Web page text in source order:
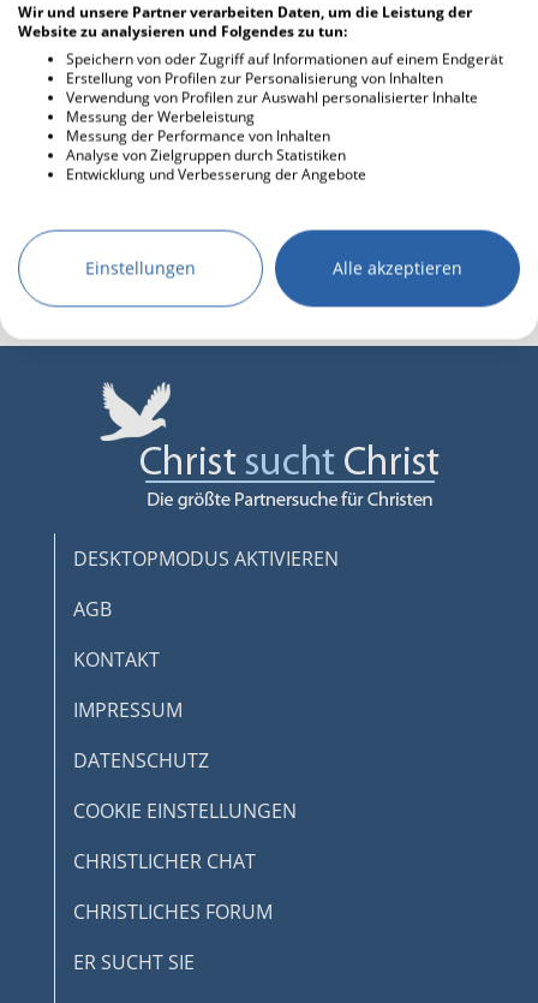
hansfeuerstein
02.07.2016 20:03
Gib dem Menschen Macht, und die
Arroganz gegenüber allen anderen
folgt auf dem Fuß....
DESKTOPMODUS AKTIVIEREN
AGB
KONTAKT
IMPRESSUM
DATENSCHUTZ
COOKIE EINSTELLUNGEN
CHRISTLICHER CHAT
CHRISTLICHES FORUM
ER SUCHT SIE
Wir und unsere Partner verarbeiten Daten, um die Leistung der
Website zu analysieren und Folgendes zu tun:
Speichern von oder Zugriff auf Informationen auf einem Endgerät
Erstellung von Profilen zur Personalisierung von Inhalten
Verwendung von Profilen zur Auswahl personalisierter Inhalte
Messung der Werbeleistung
Messung der Performance von Inhalten
Analyse von Zielgruppen durch Statistiken
Entwicklung und Verbesserung der Angebote
Einstellungen Alle akzeptieren